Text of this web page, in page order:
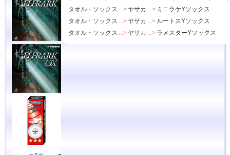
タオル・ソックス ...> ヤサカ ...> ミニラケYソックス
タオル・ソックス ...> ヤサカ ...> ルートスYソックス
タオル・ソックス ...> ヤサカ ...> ラメスターYソックス